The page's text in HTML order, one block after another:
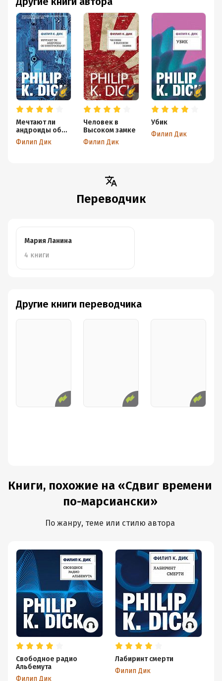
Мечтают ли
андроиды об
электроовцах?
Филип Дик
Человек в
Высоком замке
Филип Дик
Убик
Филип Дик
Переводчик
Мария Ланина
4 книги
Другие книги переводчика
Книги, похожие на «Сдвиг времени
по-марсиански»
По жанру, теме или стилю автора
Свободное радио
Альбемута
Филип Дик
Лабиринт смерти
Филип Дик